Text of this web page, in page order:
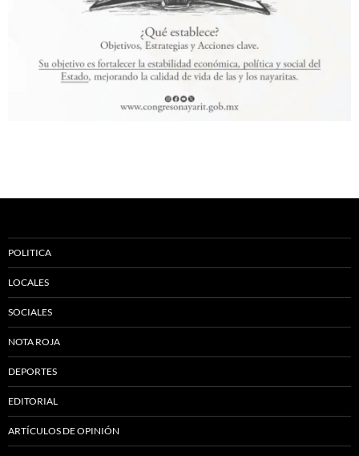
POLITICA
LOCALES
SOCIALES
NOTA ROJA
DEPORTES
EDITORIAL
ARTÍCULOS DE OPINIÓN